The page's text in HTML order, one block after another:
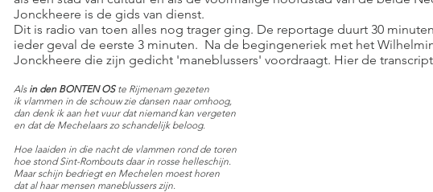
Jonckheere is de gids van dienst.
Dit is radio van toen alles nog trager ging. De reportage duurt 30
ieder geval de eerste 3 minuten. Na de begingeneriek met het
Jonckheere die zijn gedicht 'maneblussers' voordraagt. Hier de
Als in den BONTEN OSte Rijmenam gezeten
ik vlammen in de schouw zie dansen naar omhoog,
dan denk ik aan het vuur dat niemand kan vergeten
en dat de Mechelaars zo schandelijk beloog.
Hoe laaiden in die nacht de vlammen rond de toren
hoe stond Sint-Rombouts daar in rosse helleschijn.
Maar schijn bedriegt en Mechelen moest horen
dat al haar mensen maneblussers zijn.